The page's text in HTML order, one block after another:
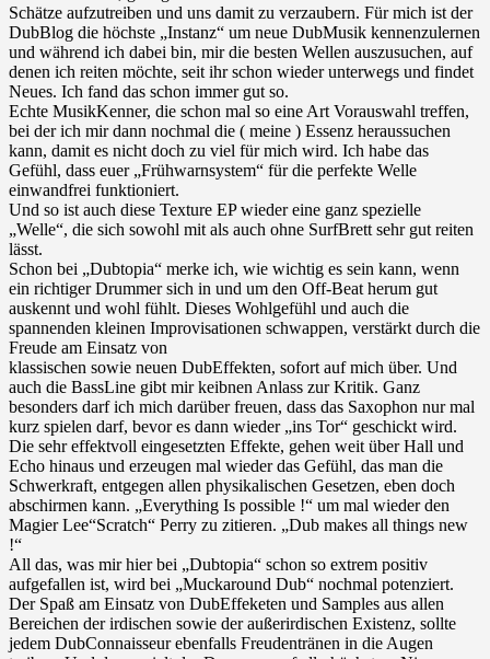
Schätze aufzutreiben und uns damit zu verzaubern. Für mich ist der
DubBlog die höchste „Instanz“ um neue DubMusik kennenzulernen
und während ich dabei bin, mir die besten Wellen auszusuchen, auf
denen ich reiten möchte, seit ihr schon wieder unterwegs und findet
Neues. Ich fand das schon immer gut so.
Echte MusikKenner, die schon mal so eine Art Vorauswahl treffen,
bei der ich mir dann nochmal die ( meine ) Essenz heraussuchen
kann, damit es nicht doch zu viel für mich wird. Ich habe das
Gefühl, dass euer „Frühwarnsystem“ für die perfekte Welle
einwandfrei funktioniert.
Und so ist auch diese Texture EP wieder eine ganz spezielle
„Welle“, die sich sowohl mit als auch ohne SurfBrett sehr gut reiten
lässt.
Schon bei „Dubtopia“ merke ich, wie wichtig es sein kann, wenn
ein richtiger Drummer sich in und um den Off-Beat herum gut
auskennt und wohl fühlt. Dieses Wohlgefühl und auch die
spannenden kleinen Improvisationen schwappen, verstärkt durch die
Freude am Einsatz von
klassischen sowie neuen DubEffekten, sofort auf mich über. Und
auch die BassLine gibt mir keibnen Anlass zur Kritik. Ganz
besonders darf ich mich darüber freuen, dass das Saxophon nur mal
kurz spielen darf, bevor es dann wieder „ins Tor“ geschickt wird.
Die sehr effektvoll eingesetzten Effekte, gehen weit über Hall und
Echo hinaus und erzeugen mal wieder das Gefühl, das man die
Schwerkraft, entgegen allen physikalischen Gesetzen, eben doch
abschirmen kann. „Everything Is possible !“ um mal wieder den
Magier Lee“Scratch“ Perry zu zitieren. „Dub makes all things new
!“
All das, was mir hier bei „Dubtopia“ schon so extrem positiv
aufgefallen ist, wird bei „Muckaround Dub“ nochmal potenziert.
Der Spaß am Einsatz von DubEffeketen und Samples aus allen
Bereichen der irdischen sowie der außerirdischen Existenz, sollte
jedem DubConnaisseur ebenfalls Freudentränen in die Augen